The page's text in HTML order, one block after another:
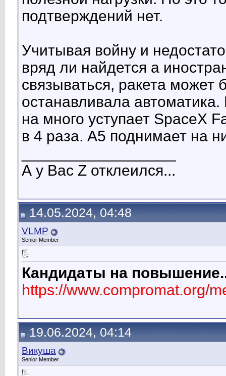
подтверждений нет.
Учитывая войну и
вряд ли найдется а
связываться, ракета
останавливала
на много уступает SpaceX
в 4 раза. А5 поднимает на
А у Вас Z отклеился...
14.05.2024, 04:48
VLMP
Senior Member
Кандидаты на
https://www.compromat.org/
19.06.2024, 04:14
Викуша
Senior Member